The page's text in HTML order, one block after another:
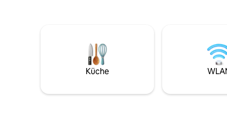
Küche